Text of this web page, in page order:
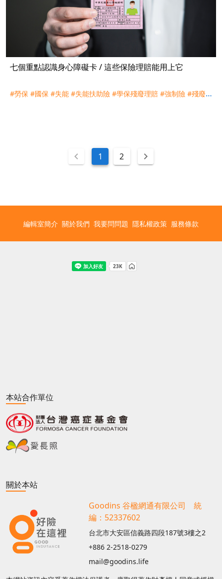
七個重點認識身心障礙卡 / 這些保險理賠能用上它
#勞保 #國保 #失能 #失能扶助險 #學保殘廢理賠 #強制險 #殘廢#
1 2
編輯室簡介 關於我們 我要問問題 隱私權政策 服務條款
本站合作單位
關於本站
Goodins 谷楹網通有限公司 統
編：52337602
台北市大安區信義路四段187號3樓之2
+886 2-2518-0279
mail@goodins.life